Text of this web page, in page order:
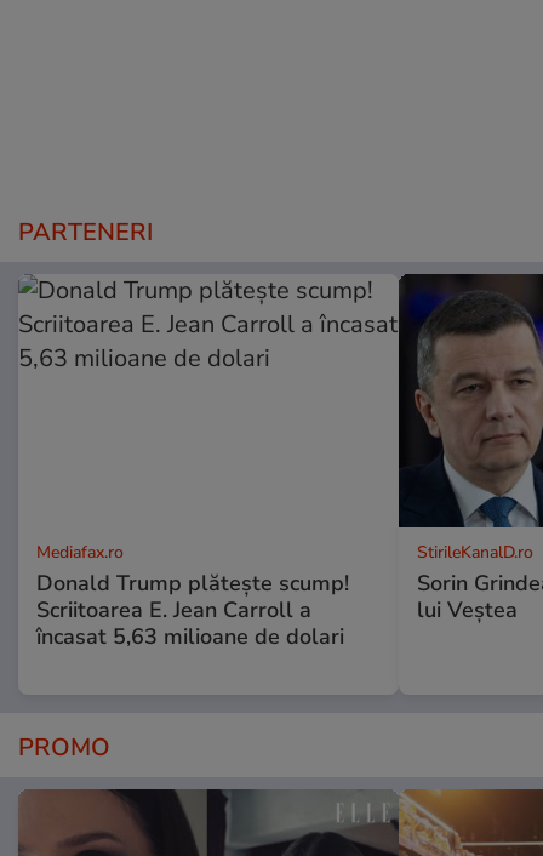
PARTENERI
Mediafax.ro
Donald Trump plătește scump!
Scriitoarea E. Jean Carroll a
încasat 5,63 milioane de dolari
StirileKanalD.ro
Sorin
lui Veștea
PROMO